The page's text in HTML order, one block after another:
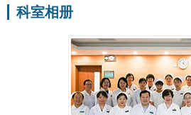
科室相册